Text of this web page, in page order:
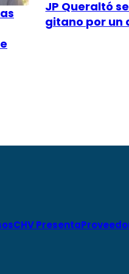
JP Queraltó
gitano por un
CHV Presenta